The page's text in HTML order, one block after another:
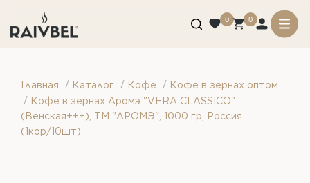
0 0
Главная / Каталог / Кофе / Кофе в зёрнах оптом
/ Кофе в зернах Аромэ "VERA CLASSICO"
(Венская+++), ТМ "АРОМЭ", 1000 гр, Россия
(1кор/10шт)